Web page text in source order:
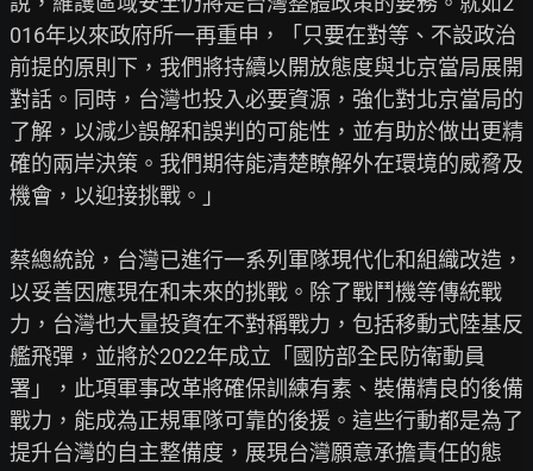
016年以來政府所一再重申，「只要在對等、不設政治
前提的原則下，我們將持續以開放態度與北京當局展開
對話。同時，台灣也投入必要資源，強化對北京當局的
了解，以減少誤解和誤判的可能性，並有助於做出更精
確的兩岸決策。我們期待能清楚瞭解外在環境的威脅及
機會，以迎接挑戰。」
蔡總統說，台灣已進行一系列軍隊現代化和組織改造，
以妥善因應現在和未來的挑戰。除了戰鬥機等傳統戰
力，台灣也大量投資在不對稱戰力，包括移動式陸基反
艦飛彈，並將於2022年成立「國防部全民防衛動員
署」，此項軍事改革將確保訓練有素、裝備精良的後備
戰力，能成為正規軍隊可靠的後援。這些行動都是為了
提升台灣的自主整備度，展現台灣願意承擔責任的態